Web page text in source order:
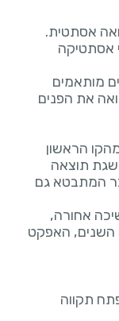
אסתטיקה
מותאמים
את הפנים
הראשון
תוצאה
המתבטא גם
אחורה,
השנים, האפקט
תקווה